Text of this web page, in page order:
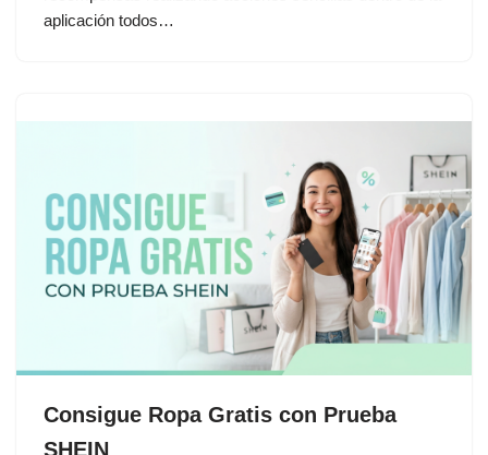
aplicación todos…
Consigue Ropa Gratis con Prueba
SHEIN